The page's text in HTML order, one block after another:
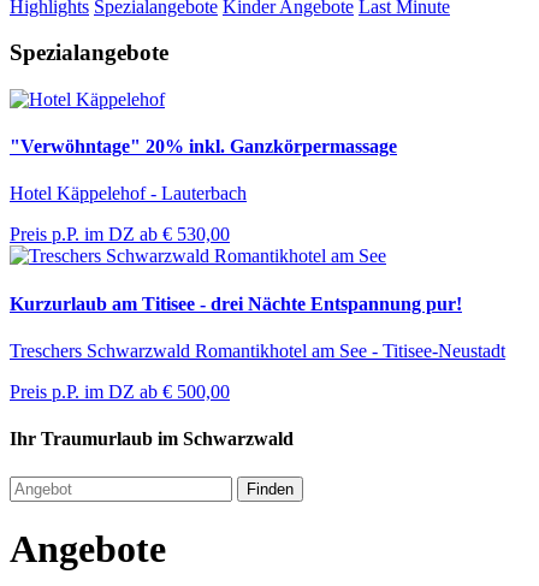
Highlights Spezialangebote Kinder Angebote Last Minute
Spezialangebote
"Verwöhntage" 20% inkl. Ganzkörpermassage
Hotel Käppelehof - Lauterbach
Preis p.P. im DZ ab € 530,00
Kurzurlaub am Titisee - drei Nächte Entspannung pur!
Treschers Schwarzwald Romantikhotel am See - Titisee-Neustadt
Preis p.P. im DZ ab € 500,00
Ihr Traumurlaub im Schwarzwald
Finden
Angebote